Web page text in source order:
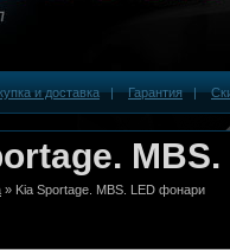
и доставка|Гарантия|
» Kia Sportage. MBS. LED фонари